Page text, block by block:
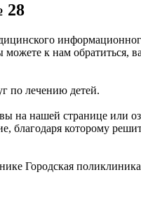
28
к нам обратиться,
по лечению детей.
на нашей странице или
которому
Городская